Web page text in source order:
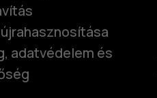
adatvédelem és